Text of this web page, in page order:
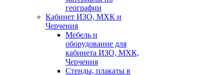
географии
Кабинет ИЗО, МХК и
Черчения
Мебель и
оборудование для
кабинета ИЗО, МХК,
Черчения
Стенды, плакаты в